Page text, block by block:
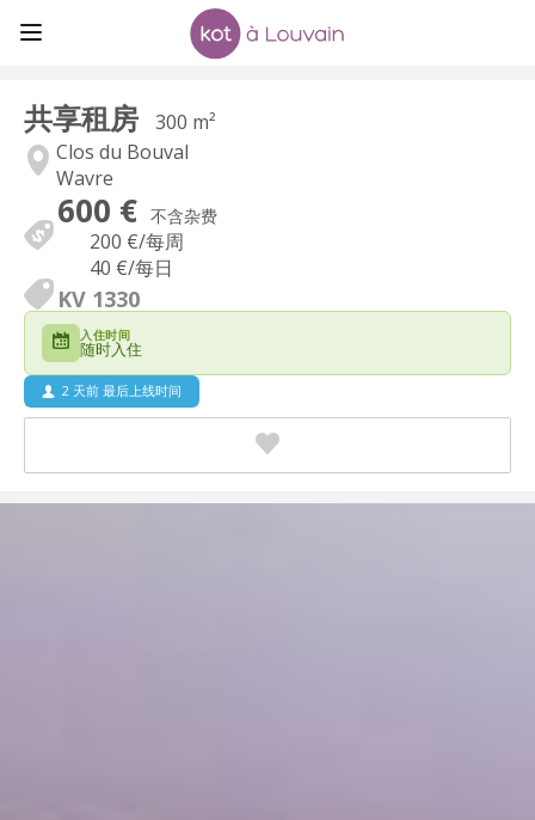
共享租房
300 m²
Clos du Bouval
Wavre
600 € 不含杂费
200 €/每周
40 €/每日
KV 1330
入住时间
随时入住
2 天前 最后上线时间